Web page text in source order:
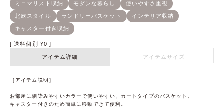
送料個別 ¥0
アイテム詳細 アイテムサイズ
［アイテム説明］
お部屋に馴染みやすいカラーで使いやすい、カートタイプのバスケット。
キャスター付きのため簡単に移動できて便利。